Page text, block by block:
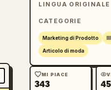
LINGUA ORIGINALE
CATEGORIE
Marketing di Prodotto
Articolo di moda
MI PIACE
343